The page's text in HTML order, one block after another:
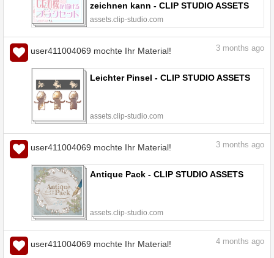
zeichnen kann - CLIP STUDIO ASSETS
assets.clip-studio.com
user411004069 mochte Ihr Material! 3 months ago
Leichter Pinsel - CLIP STUDIO ASSETS
assets.clip-studio.com
user411004069 mochte Ihr Material! 3 months ago
Antique Pack - CLIP STUDIO ASSETS
assets.clip-studio.com
user411004069 mochte Ihr Material! 4 months ago